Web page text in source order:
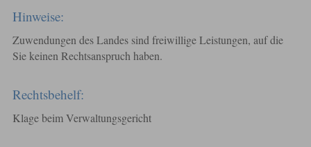
Hinweise:
Zuwendungen des Landes sind freiwillige Leistungen, auf die
Sie keinen Rechtsanspruch haben.
Rechtsbehelf:
Klage beim Verwaltungsgericht